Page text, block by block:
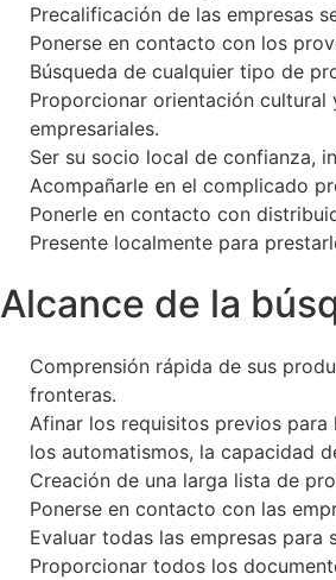
Precalificación de las empresas
Ponerse en contacto con los
Búsqueda de cualquier tipo de
Proporcionar orientación
empresariales.
Ser su socio local de confianza,
Acompañarle en el complicado
Ponerle en contacto con
Presente localmente para
Alcance de la
Comprensión rápida de sus
fronteras.
Afinar los requisitos previos
los automatismos, la capacidad
Creación de una larga lista de
Ponerse en contacto con las
Evaluar todas las empresas
Proporcionar todos los